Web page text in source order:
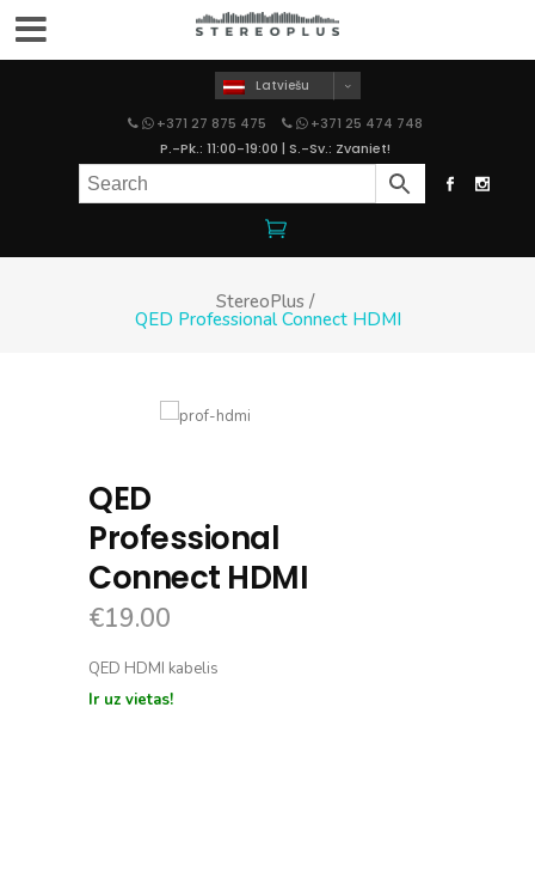
Latviešu
+371 27 875 475
+371 25 474 748
P.-Pk.: 11:00-19:00 | S.-Sv.: Zvaniet!
StereoPlus /
QED Professional Connect HDMI
QED
Professional
Connect HDMI
€19.00
QED HDMI kabelis
Ir uz vietas!